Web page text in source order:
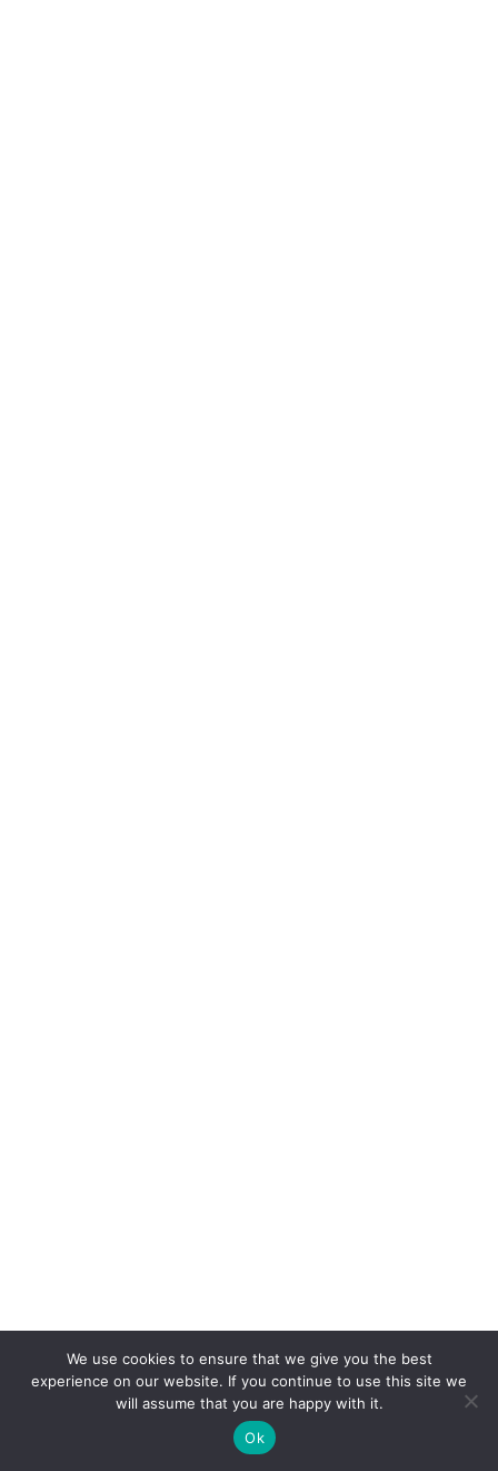
We use cookies to ensure that we give you the best
experience on our website. If you continue to use this site we
will assume that you are happy with it.
Ok